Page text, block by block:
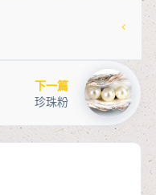
下一篇
珍珠粉